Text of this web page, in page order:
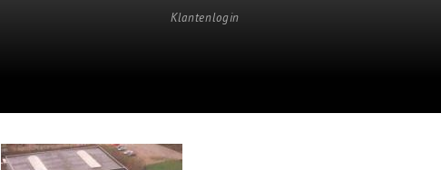
Klantenlogin